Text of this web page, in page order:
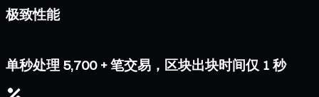
极致性能
单秒处理 5,700 + 笔交易，区块出块时间仅 1 秒